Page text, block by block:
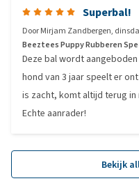
Superbal!
DoorMirjam Zandbergen,
Beeztees Puppy Rubberen
Deze bal wordt
hond van 3 jaar speelt er
is zacht, komt altijd terug in
Echte aanrader!
Bekijk